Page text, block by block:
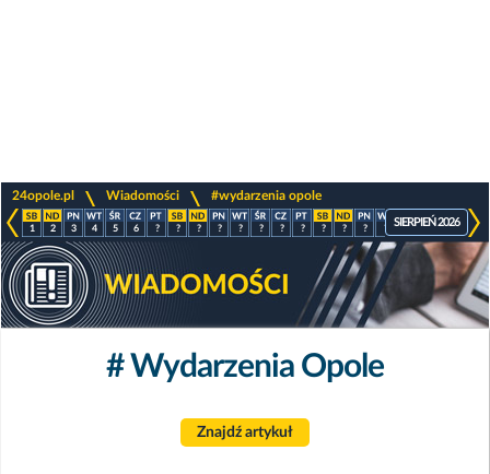
24opole.pl Wiadomości #wydarzenia opole
1 2 3 4 5 6 ? ? ? ? ? ? ? ? ? ? ? ? ? ? ?
SIERPIEŃ 2026
# Wydarzenia Opole
Znajdź artykuł